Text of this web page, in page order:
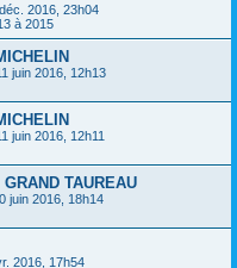
2016, 23h04
à 2015
juin 2016, 12h13
juin 2016, 12h11
TAUREAU
juin 2016, 18h14
2016, 17h54